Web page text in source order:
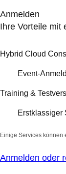
Anmelden
Ihre Vorteile mit
Hybrid Cloud
Event-
Training &
Erstklassiger
Einige Services können
Anmelden oder